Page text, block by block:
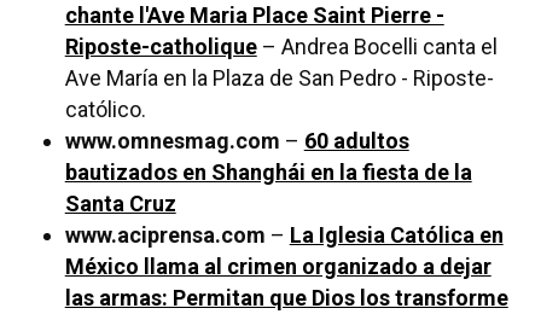
chante l'Ave Maria Place Saint Pierre -
Riposte-catholique– Andrea Bocelli canta el
Ave María en la Plaza de San Pedro - Riposte-
católico.
www.omnesmag.com – 60 adultos
bautizados en Shanghái en la fiesta de la
Santa Cruz
www.aciprensa.com – La Iglesia Católica en
México llama al crimen organizado a dejar
las armas: Permitan que Dios los transforme